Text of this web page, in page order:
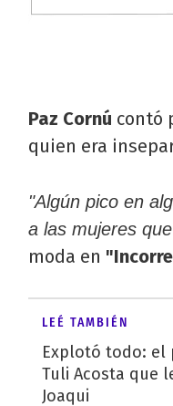
Paz Cornú contó
quien era
"Algún pico en
a las mujeres
moda en
LEÉ TAMBIÉN
Explotó todo: el
Tuli Acosta que
Joaqui